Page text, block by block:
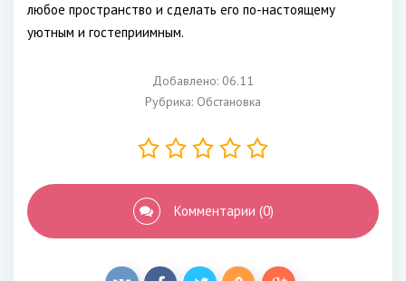
Добавлено: 06.11
Рубрика: Обстановка
Комментарии (0)
любое пространство и сделать его по-настоящему
уютным и гостеприимным.